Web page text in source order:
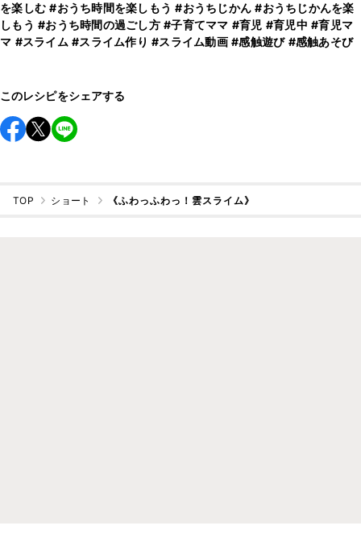
を楽しむ #おうち時間を楽しもう #おうちじかん #おうちじかんを楽
しもう #おうち時間の過ごし方 #子育てママ #育児 #育児中 #育児マ
マ #スライム #スライム作り #スライム動画 #感触遊び #感触あそび
このレシピをシェアする
TOP ショート 《ふわっふわっ！雲スライム》